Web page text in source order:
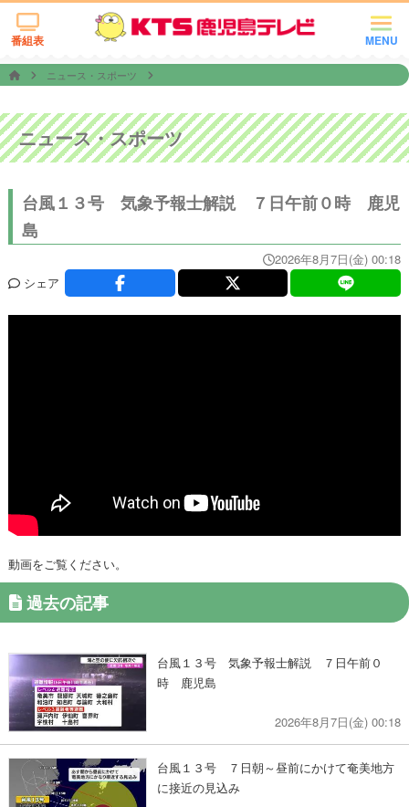
MENU
番組表
ニュース・スポーツ
ニュース・スポーツ
台風１３号 気象予報士解説 ７日午前０時 鹿児
島
2026年8月7日(金) 00:18
シェア
動画をご覧ください。
過去の記事
台風１３号 気象予報士解説 ７日午前０
時 鹿児島
2026年8月7日(金) 00:18
台風１３号 ７日朝～昼前にかけて奄美地方
に接近の見込み